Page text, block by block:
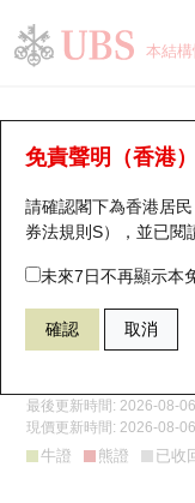
本結
免責聲明（香港）
請確認閣下為香港居
券法規則S），並已閱
未來7日不再顯示本
確認 取消
牛熊證街貨分
牛熊證街貨分佈圖是一
資者可以通過牛熊分佈
規避潛在風險。
最後更新時間: 2026-08-
現價更新時間: 2026-08-
牛證 熊證 已收
瑞銀認股證一覽
新發行瑞銀認股證
即將到期認股證
認股證到期結算價查詢
認股證分析儀
認股證速算機
街貨統計
比較
牛熊全景快搜
牛熊證搜尋
牛熊證街貨分佈圖
正股牛熊證列表
新發行瑞銀牛熊證
已收回牛熊證剩餘價值
街貨統計
比較
十大升幅/跌幅
十大認股證成交分佈
十天股證佔大市成交
資金流
街貨統計
三十大平均引伸波幅
正股分析儀
二十大活躍股份
恒指成份股
國指成份股
科指成份股
相關資產沽空
持股比重
顯示所有持股比重
每月輪證大市專題
輪證專欄
講座及教育短片
認股證投資者教育
牛熊證投資者教育
認股證牛熊證常問問題